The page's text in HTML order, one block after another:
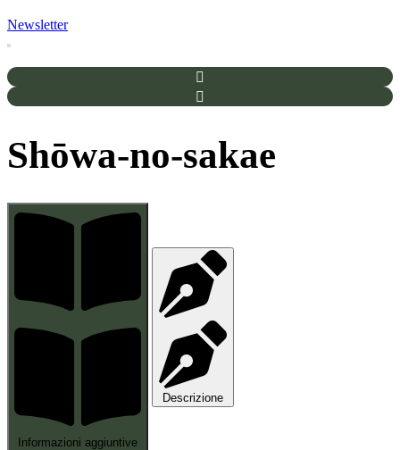
Newsletter
Shōwa-no-sakae
Informazioni aggiuntive
Descrizione